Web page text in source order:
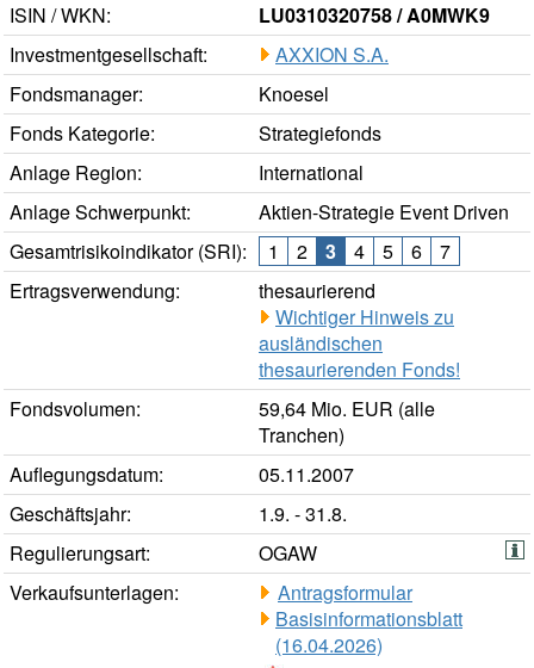
ISIN / WKN:
LU0310320758 / A0MWK9
Investmentgesellschaft:
AXXION S.A.
Fondsmanager:
Knoesel
Fonds Kategorie:
Strategiefonds
Anlage Region:
International
Anlage Schwerpunkt:
Aktien-Strategie Event Driven
Gesamtrisikoindikator (SRI):
1 2 3 4 5 6
7
Ertragsverwendung:
thesaurierend
Wichtiger Hinweis zu
ausländischen
thesaurierenden Fonds!
Fondsvolumen:
59,64 Mio. EUR (alle
Tranchen)
Auflegungsdatum:
05.11.2007
Geschäftsjahr:
1.9. - 31.8.
Regulierungsart:
OGAW
Verkaufsunterlagen:
Antragsformular
Basisinformationsblatt
(16.04.2026)